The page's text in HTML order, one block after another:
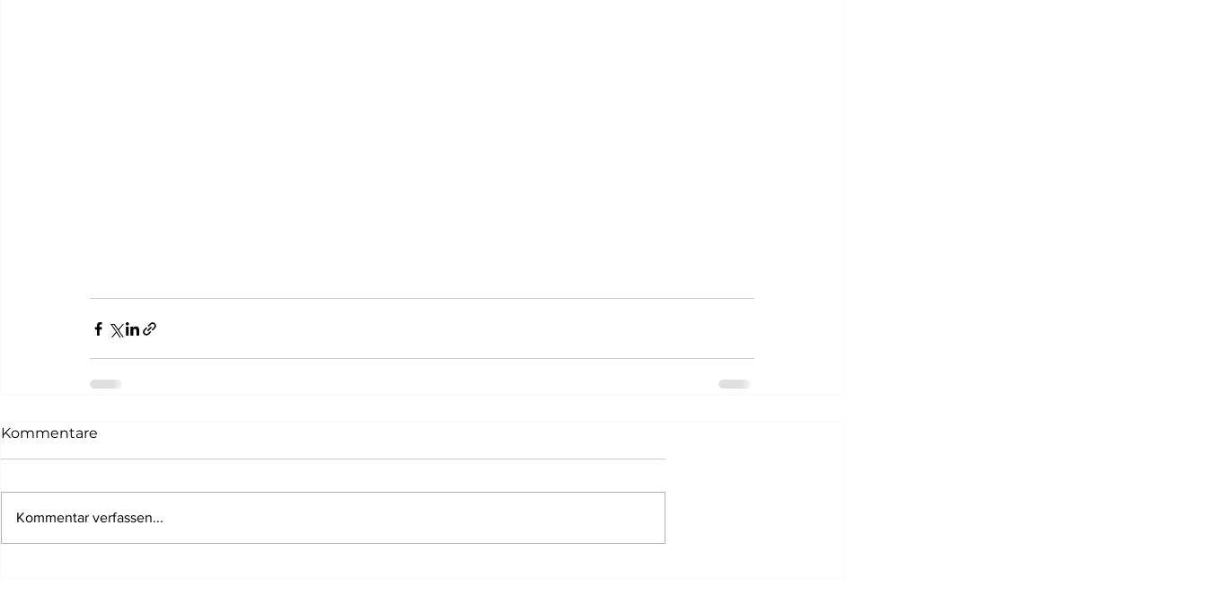
Kommentare
Kommentar verfassen...